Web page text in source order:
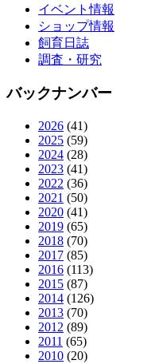
イベント情報
ショップ情報
飼育日誌
調査・研究
バックナンバー
2026 (41)
2025 (59)
2024 (28)
2023 (41)
2022 (36)
2021 (50)
2020 (41)
2019 (65)
2018 (70)
2017 (85)
2016 (113)
2015 (87)
2014 (126)
2013 (70)
2012 (89)
2011 (65)
2010 (20)